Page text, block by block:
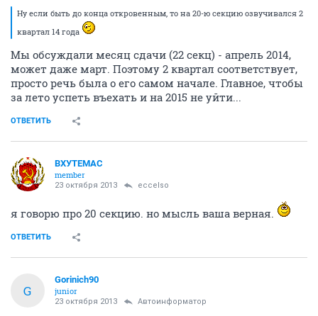
Ну если быть до конца откровенным, то на 20-ю секцию озвучивался 2
квартал 14 года
Мы обсуждали месяц сдачи (22 секц) - апрель 2014,
может даже март. Поэтому 2 квартал соответствует,
просто речь была о его самом начале. Главное, чтобы
за лето успеть въехать и на 2015 не уйти...
ОТВЕТИТЬ
ВХУТЕМАС
member
23 октября 2013 eccelso
я говорю про 20 секцию. но мысль ваша верная.
ОТВЕТИТЬ
G
Gorinich90
junior
23 октября 2013 Автоинформатор